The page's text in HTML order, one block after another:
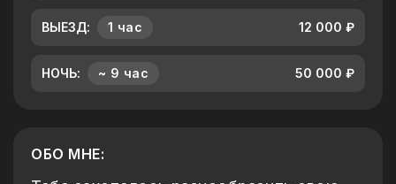
ВЫЕЗД: 1 час 12 000 ₽
НОЧЬ: ~ 9 час 50 000 ₽
ОБО МНЕ: